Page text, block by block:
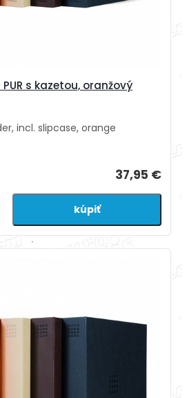
PUR s kazetou, oranžový
incl. slipcase, orange
37,95 €